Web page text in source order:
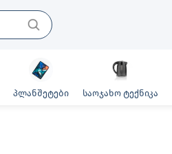
პლანშეტები საოჯახო ტექნიკა